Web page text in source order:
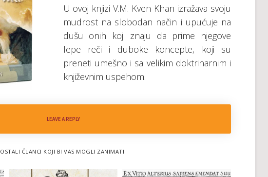
U ovoj knjizi V.M. Kven Khan izražava svoju
mudrost na slobodan način i upućuje na
dušu onih koji znaju da prime njegove
lepe reči i duboke koncepte, koji su
preneti umešno i sa velikim doktrinarnim i
književnim uspehom.
LEAVE A REPLY
OSTALI ČLANCI KOJI BI VAS MOGLI ZANIMATI: